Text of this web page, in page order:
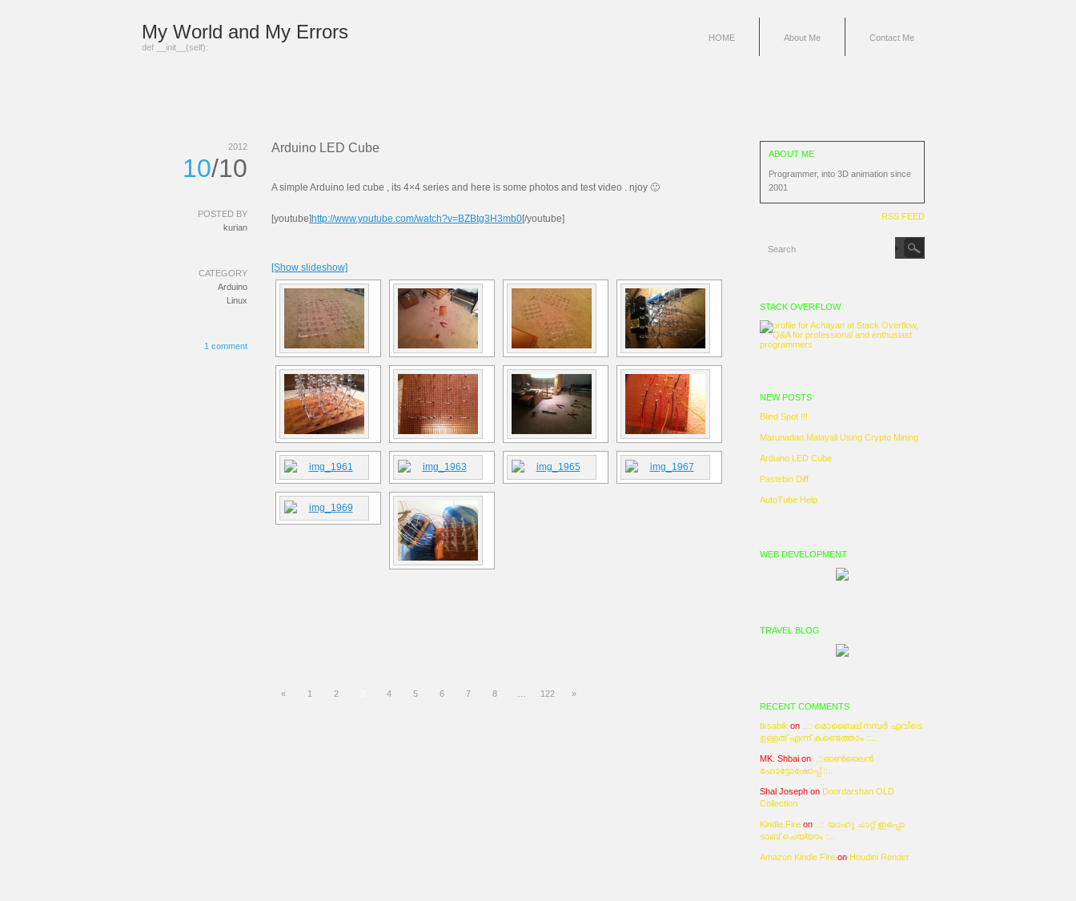
My World and My Errors
def __init__(self):
HOME About Me Contact Me
Arduino LED Cube
A simple Arduino led cube , its 4×4 series and here is some photos and test video . njoy 🙂
[youtube] http://www.youtube.com/watch?v=BZBtg3H3mb0[/youtube]
[Show slideshow]
2012
10/10
POSTED BY
kurian
CATEGORY
Arduino
Linux
1 comment
« 1 2 4 5 6 7 8 122 »
ABOUT ME
Programmer, into 3D animation since
2001
RSS FEED
STACK OVERFLOW
NEW POSTS
Blind Spot !!!
Marunadan Malayali Using Crypto Mining
Arduino LED Cube
Pastebin Diff
AutoTube Help
WEB DEVELOPMENT
TRAVEL BLOG
RECENT COMMENTS
tksabik on
..:: മൊബൈല് നമ്പര്‍ എവിടെ
ഉള്ളത് എന്ന് കണ്ടെത്താം ::..
MK. Shbai on
..::ഓണ്‍ലൈന്‍
ഫോട്ടോഷോപ്പ് ::..
Shal Joseph on Doordarshan OLD
Collection
Kindle Fire on
..:: യാഹൂ ചാറ്റ് ഇപ്പൊ
ടാബ് ചെയ്യാം ::..
Amazon Kindle Fire on Houdini Render